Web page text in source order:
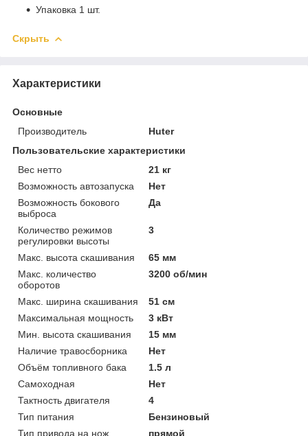
Упаковка 1 шт.
Скрыть
Характеристики
Основные
Производитель
Huter
Пользовательские характеристики
Вес нетто
21 кг
Возможность автозапуска
Нет
Возможность бокового
выброса
Да
Количество режимов
регулировки высоты
3
Макс. высота скашивания
65 мм
Макс. количество
оборотов
3200 об/мин
Макс. ширина скашивания
51 см
Максимальная мощность
3 кВт
Мин. высота скашивания
15 мм
Наличие травосборника
Нет
Объём топливного бака
1.5 л
Самоходная
Нет
Тактность двигателя
4
Тип питания
Бензиновый
Тип привода на нож
прямой